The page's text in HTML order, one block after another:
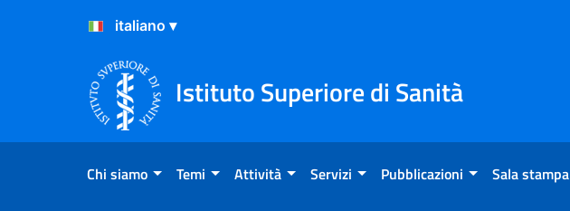
Salta al Contenuto
Salta al Footer
Istituto Superiore di Sanità
Chi siamo Temi Attività Servizi Pubblicazioni Sala stampa